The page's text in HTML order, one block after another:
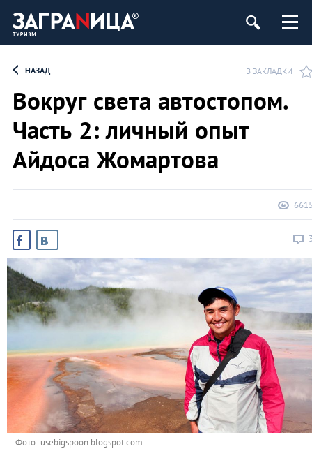
НАЗАД В ЗАКЛАДКИ
Вокруг света автостопом.
Часть 2: личный опыт
Айдоса Жомартова
Фото: usebigspoon.blogspot.com